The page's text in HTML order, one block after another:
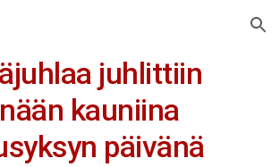
Skip to navigation
juhlittiin
kauniina
päivänä